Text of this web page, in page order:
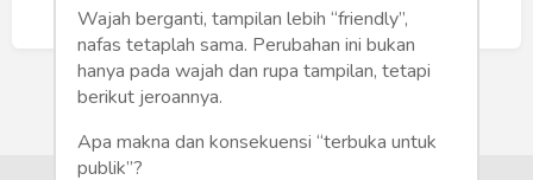
Humaniora
Sketsa
Tekno
Buat Akun Baru
Wajah berganti, tampilan lebih “friendly”,
nafas tetaplah sama. Perubahan ini bukan
hanya pada wajah dan rupa tampilan, tetapi
berikut jeroannya.
Apa makna dan konsekuensi “terbuka untuk
publik”?